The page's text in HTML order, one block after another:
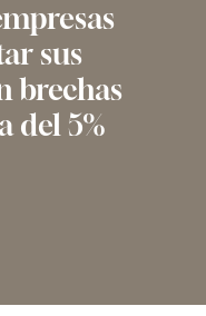
sus
brechas
del 5%